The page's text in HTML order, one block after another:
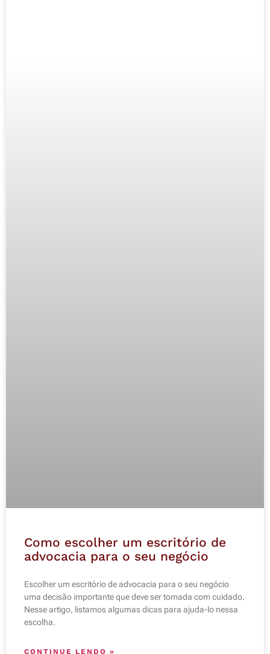
Como escolher um escritório de
advocacia para o seu negócio
Escolher um escritório de advocacia para o seu negócio
uma decisão importante que deve ser tomada com cuidado.
Nesse artigo, listamos algumas dicas para ajuda-lo nessa
escolha.
CONTINUE LENDO »